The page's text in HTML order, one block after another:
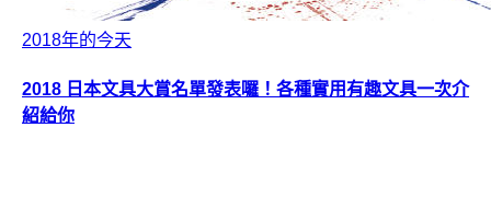
2018年的今天
2018 日本文具大賞名單發表囉！各種實用有趣文具一次介
紹給你